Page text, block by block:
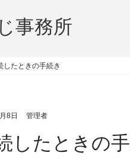
事務所
したときの手続き
8日 管理者
したときの